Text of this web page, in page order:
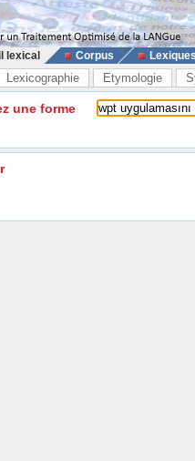
lexical Corpus
Lexicographie Etymologie
une forme